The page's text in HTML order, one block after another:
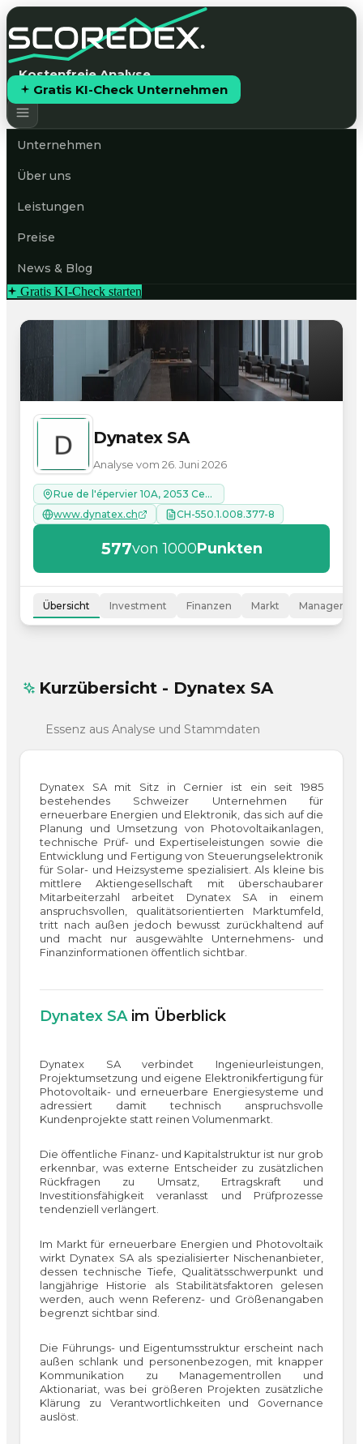
Kostenfreie Analyse
Gratis KI-Check Unternehmen
Unternehmen
Über uns
Leistungen
Preise
News & Blog
Gratis KI-Check starten
Dynatex SA
Analyse vom 26. Juni 2026
Rue de l'épervier 10A, 2053 Cernier
www.dynatex.ch
CH-550.1.008.377-8
577von 1000Punkten
Übersicht Investment Finanzen Markt
Kurzübersicht - Dynatex SA
Essenz aus Analyse und Stammdaten
Dynatex SA mit Sitz in Cernier ist ein seit 1985
bestehendes Schweizer Unternehmen für
erneuerbare Energien und Elektronik, das sich auf die
Planung und Umsetzung von Photovoltaikanlagen,
technische Prüf- und Expertiseleistungen sowie die
Entwicklung und Fertigung von Steuerungselektronik
für Solar- und Heizsysteme spezialisiert. Als kleine bis
mittlere Aktiengesellschaft mit überschaubarer
Mitarbeiterzahl arbeitet Dynatex SA in einem
anspruchsvollen, qualitätsorientierten Marktumfeld,
tritt nach außen jedoch bewusst zurückhaltend auf
und macht nur ausgewählte Unternehmens- und
Finanzinformationen öffentlich sichtbar.
Dynatex SAim Überblick
Dynatex SA verbindet Ingenieurleistungen,
Projektumsetzung und eigene Elektronikfertigung für
Photovoltaik- und erneuerbare Energiesysteme und
adressiert damit technisch anspruchsvolle
Kundenprojekte statt reinen Volumenmarkt.
Die öffentliche Finanz- und Kapitalstruktur ist nur grob
erkennbar, was externe Entscheider zu zusätzlichen
Rückfragen zu Umsatz, Ertragskraft und
Investitionsfähigkeit veranlasst und Prüfprozesse
tendenziell verlängert.
Im Markt für erneuerbare Energien und Photovoltaik
wirkt Dynatex SA als spezialisierter Nischenanbieter,
dessen technische Tiefe, Qualitätsschwerpunkt und
langjährige Historie als Stabilitätsfaktoren gelesen
werden, auch wenn Referenz- und Größenangaben
begrenzt sichtbar sind.
Die Führungs- und Eigentumsstruktur erscheint nach
außen schlank und personenbezogen, mit knapper
Kommunikation zu Managementrollen und
Aktionariat, was bei größeren Projekten zusätzliche
Klärung zu Verantwortlichkeiten und Governance
auslöst.